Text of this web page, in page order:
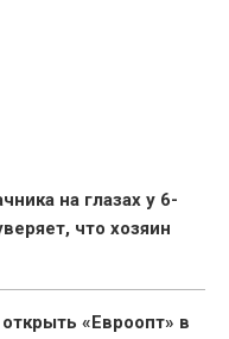
на глазах у 6-
что хозяин
«Евроопт» в